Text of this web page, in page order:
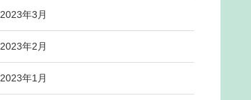
2023年3月
2023年2月
2023年1月